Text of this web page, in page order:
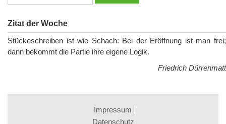
Zitat der Woche
Stückeschreiben ist wie Schach: Bei der Eröffnung ist man frei;
dann bekommt die Partie ihre eigene Logik.
Friedrich Dürrenmatt
Impressum
Datenschutz